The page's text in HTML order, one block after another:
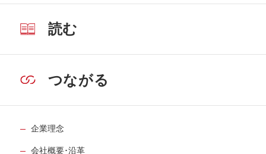
読む
つながる
企業理念
会社概要･沿革